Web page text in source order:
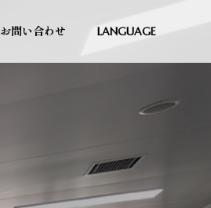
お問い合わせ LANGUAGE